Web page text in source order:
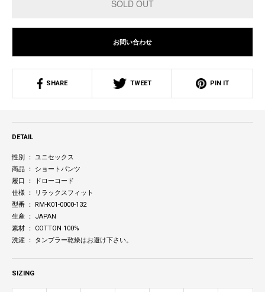
お問い合わせ
SHARE TWEET PIN IT
DETAIL
性別 ： ユニセックス
商品 ： ショートパンツ
履口 ： ドローコード
仕様 ： リラックスフィット
型番 ： RM-K01-0000-132
生産 ： JAPAN
素材 ： COTTON 100%
洗濯 ： タンブラー乾燥はお避け下さい。
SIZING